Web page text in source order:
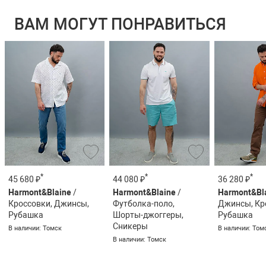
ВАМ МОГУТ ПОНРАВИТЬСЯ
45 680 ₽*
Harmont&Blaine/
Кроссовки, Джинсы,
Рубашка
В наличии: Томск
44 080 ₽*
Harmont&Blaine/
Футболка-поло,
Шорты-джоггеры,
Сникеры
В наличии: Томск
36 280 ₽*
Джинсы,
Рубашка
В наличии: